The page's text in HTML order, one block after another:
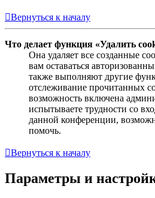
Вернуться к началу
Что делает функция «Удалить
Она удаляет все созданные
вам оставаться
также выполняют другие
отслеживание прочитанных
возможность включена
испытываете трудности со
данной конференции,
помочь.
Вернуться к началу
Параметры и